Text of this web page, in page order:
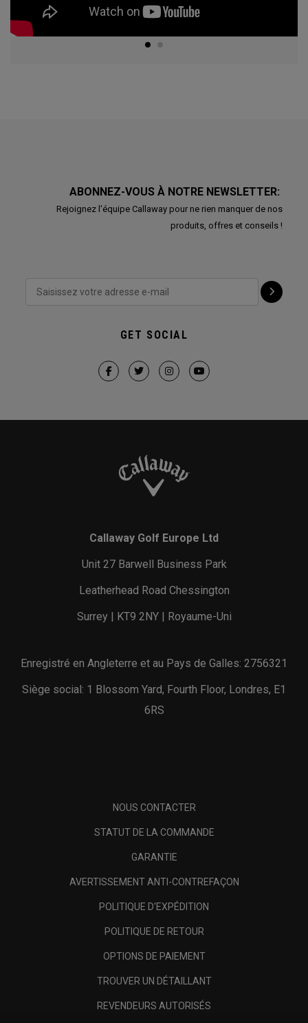
ABONNEZ-VOUS À NOTRE NEWSLETTER:
Rejoignez l'équipe Callaway pour ne rien manquer de nos
produits, offres et conseils !
GET SOCIAL
Callaway Golf Europe Ltd
Unit 27 Barwell Business Park
Leatherhead Road Chessington
Surrey | KT9 2NY | Royaume-Uni
Enregistré en Angleterre et au Pays de Galles: 2756321
Siège social: 1 Blossom Yard, Fourth Floor, Londres, E1
6RS
NOUS CONTACTER
STATUT DE LA COMMANDE
GARANTIE
AVERTISSEMENT ANTI-CONTREFAÇON
POLITIQUE D'EXPÉDITION
POLITIQUE DE RETOUR
OPTIONS DE PAIEMENT
TROUVER UN DÉTAILLANT
REVENDEURS AUTORISÉS